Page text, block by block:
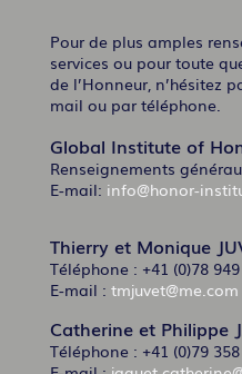
Pour de plus amples
services ou pour toute
de l’Honneur, n’hésitez
mail ou par téléphone.
Global Institute of
Renseignements
E-mail: info@honor-
Thierry et Monique
Téléphone : +41 (0)78
E-mail : tmjuvet@me.com
Catherine et Philippe
Téléphone : +41 (0)79